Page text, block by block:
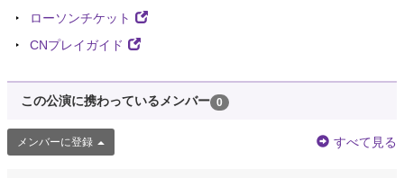
ローソンチケット
CNプレイガイド
この公演に携わっているメンバー 0
メンバーに登録 すべて見る